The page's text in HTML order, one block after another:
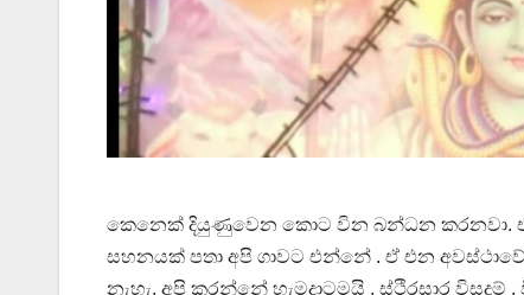
කෙනෙක් දියුණුවෙන කොට වින බන්ධන කරනවා.
සහනයක් පතා අපි ගාවට එන්නේ . ඒ එන
නැහැ. අපි කරන්නේ හැමදාටමයි . ස්ථිරසාර